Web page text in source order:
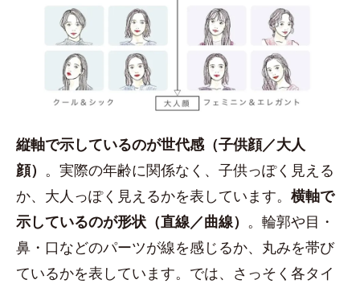
縦軸で示しているのが世代感（子供顔／大人
顔） 。実際の年齢に関係なく、子供っぽく見える
か、大人っぽく見えるかを表しています。 横軸で
示しているのが形状（直線／曲線） 。輪郭や目・
鼻・口などのパーツが線を感じるか、丸みを帯び
ているかを表しています。では、さっそく各タイ